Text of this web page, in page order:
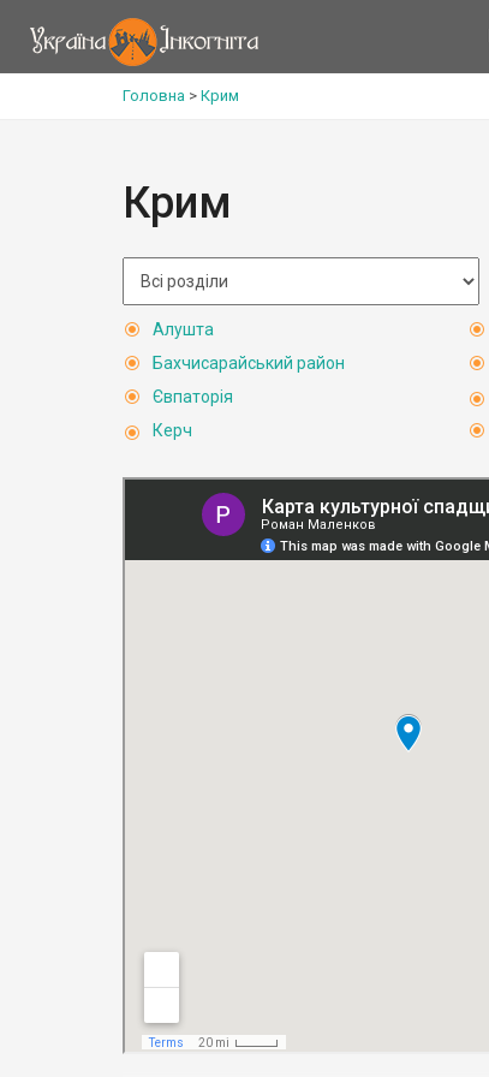
Головна > Крим
Крим
Алушта
Бахчисарайський район
Євпаторія
Керч